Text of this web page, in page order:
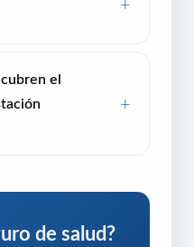
el
de salud?